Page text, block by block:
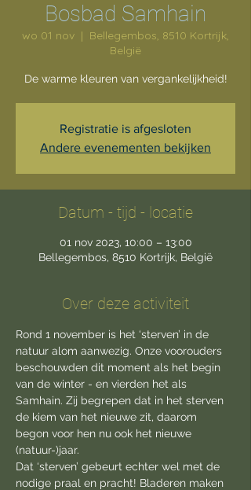
Bosbad Samhain
wo 01 nov
  |
Bellegembos, 8510 Kortrijk,
België
De warme kleuren van vergankelijkheid!
Registratie is afgesloten
Andere evenementen bekijken
Datum - tijd - locatie
01 nov 2023, 10:00 – 13:00
Bellegembos, 8510 Kortrijk, België
Over deze activiteit
Rond 1 november is het ‘sterven’ in de
natuur alom aanwezig. Onze voorouders
beschouwden dit moment als het begin
van de winter - en vierden het als
Samhain. Zij begrepen dat in het sterven
de kiem van het nieuwe zit, daarom
begon voor hen nu ook het nieuwe
(natuur-)jaar.
Dat ‘sterven’ gebeurt echter wel met de
nodige praal en pracht! Bladeren maken